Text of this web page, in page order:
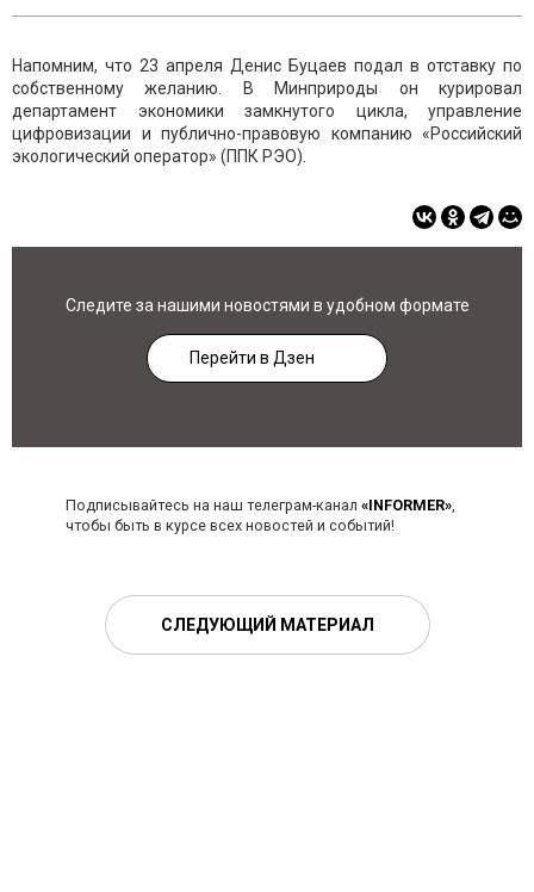
Напомним, что 23 апреля Денис Буцаев подал в отставку по
собственному желанию. В Минприроды он курировал
департамент экономики замкнутого цикла, управление
цифровизации и публично-правовую компанию «Российский
экологический оператор» (ППК РЭО).
Следите за нашими новостями в удобном формате
Перейти в Дзен
Подписывайтесь на наш телеграм-канал «INFORMER»,
чтобы быть в курсе всех новостей и событий!
СЛЕДУЮЩИЙ МАТЕРИАЛ